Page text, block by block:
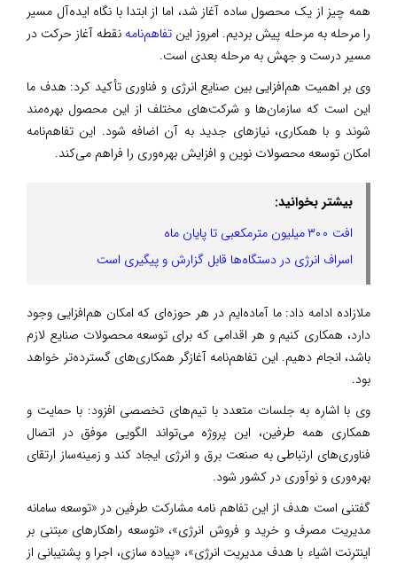
همه چیز از یک محصول ساده آغاز شد، اما از ابتدا با نگاه ایده‌آل مسیر
را مرحله به مرحله پیش بردیم. امروز اینتفاهم‌نامه نقطه آغاز حرکت در
مسیر درست و جهش به مرحله بعدی است.
وی بر اهمیت هم‌افزایی بین صنایع انرژی و فناوری تأکید کرد: هدف ما
این است که سازمان‌ها و شرکت‌های مختلف از این محصول بهره‌مند
شوند و با همکاری، نیازهای جدید به آن اضافه شود. این تفاهم‌نامه
امکان توسعه محصولات نوین و افزایش بهره‌وری را فراهم می‌کند.
بیشتر بخوانید:
افت ۳۰۰ میلیون مترمکعبی تا پایان ماه
اسراف انرژی در دستگاه‌ها قابل گزارش و پیگیری است
ملازاده ادامه داد: ما آماده‌ایم در هر حوزه‌ای که امکان هم‌افزایی وجود
دارد، همکاری کنیم و هر اقدامی که برای توسعه محصولات صنایع لازم
باشد، انجام دهیم. این تفاهم‌نامه آغازگر همکاری‌های گسترده‌تر خواهد
بود.
وی با اشاره به جلسات متعدد با تیم‌های تخصصی افزود: با حمایت و
همکاری همه طرفین، این پروژه می‌تواند الگویی موفق در اتصال
فناوری‌های ارتباطی به صنعت برق و انرژی ایجاد کند و زمینه‌ساز ارتقای
بهره‌وری و نوآوری در کشور شود.
گفتنی است هدف از این تفاهم نامه مشارکت طرفین در «توسعه سامانه
مدیریت مصرف و خرید و فروش انرژی»، «توسعه راهکارهای مبتنی بر
اینترنت اشیاء با هدف مدیریت انرژی»، «پیاده سازی، اجرا و پشتیبانی از